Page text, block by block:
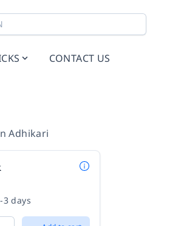
CONTACT US
Adhikari
3 days